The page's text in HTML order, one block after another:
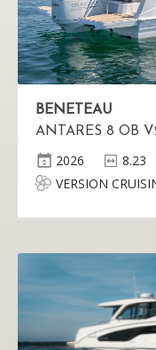
BENETEAU
ANTARES 8 OB
2026
8.23
VERSION